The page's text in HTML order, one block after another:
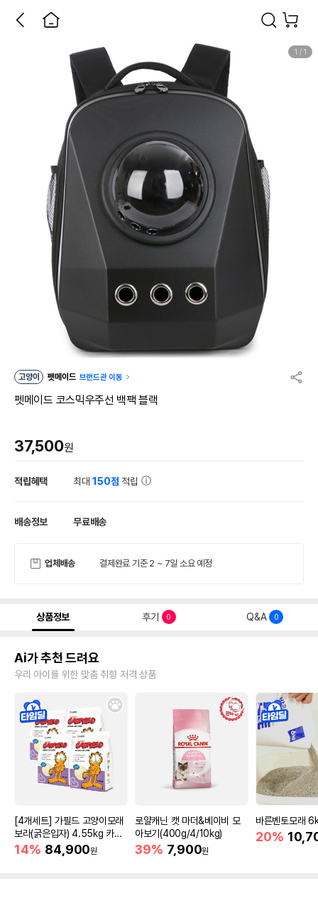
1 / 1
고양이 펫메이드 브랜드관 이동
펫메이드 코스믹우주선 백팩 블랙
37,500원
적립혜택 최대150점 적립
배송정보 무료배송
업체배송 결제완료 기준 2 ~ 7일 소요 예정
상품정보 후기 0 Q&A 0
Ai가 추천 드려요
우리 아이를 위한 맞춤 취향 저격 상품
[4개세트] 가필드 고양이모래
보라(굵은입자) 4.55kg 카사
바모래
14% 84,900원
로얄캐닌 캣 마더&베이비 모
아보기(400g/4/10kg)
39% 7,900원
바른벤토모래
20%